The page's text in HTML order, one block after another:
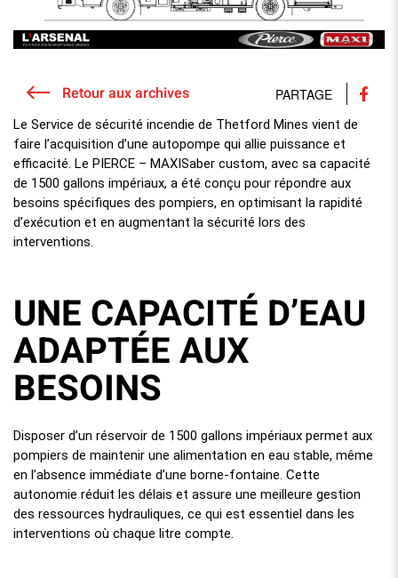
Retour aux archives PARTAGE
Le Service de sécurité incendie de Thetford Mines vient de
faire l’acquisition d’une autopompe qui allie puissance et
efficacité. Le PIERCE – MAXISaber custom, avec sa capacité
de 1500 gallons impériaux, a été conçu pour répondre aux
besoins spécifiques des pompiers, en optimisant la rapidité
d’exécution et en augmentant la sécurité lors des
interventions.
UNE CAPACITÉ D’EAU
ADAPTÉE AUX
BESOINS
Disposer d’un réservoir de 1500 gallons impériaux permet aux
pompiers de maintenir une alimentation en eau stable, même
en l’absence immédiate d’une borne-fontaine. Cette
autonomie réduit les délais et assure une meilleure gestion
des ressources hydrauliques, ce qui est essentiel dans les
interventions où chaque litre compte.